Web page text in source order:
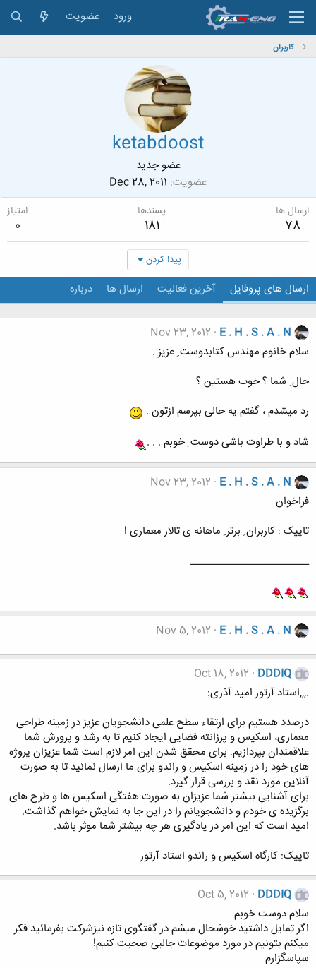
ورود عضویت
کاربران
ketabdoost
عضو جدید
عضویت Dec 28, 2011
ارسال ها
78
پسندها
181
امتیاز
0
پیدا کردن
ارسال های پروفایل آخرین فعالیت ارسال ها درباره
E . H . S . A . N
Nov 23, 2012
سلام خانوم مهندس کتابدوست ِ عزیز .
حال ِ شما ؟ خوب هستین ؟
رد میشدم ، گفتم یه حالی بپرسم ازتون .
شاد و با طراوت باشی دوست ِ خوبم . . .
E . H . S . A . N
Nov 23, 2012
فراخوان
تاپیک : کاربران ِ برتر ِ ماهانه ی تالار معماری !
________________________
E . H . S . A . N
Nov 5, 2012
DDDIQ
Oct 18, 2012
.,,,استاد آرتور امید آذری:
درصدد هستیم برای ارتقاء سطح علمی دانشجویان عزیز در زمینه طراحی
معماری، اسکیس و پرزانته فضایی ایجاد کنیم تا به رشد و پرورش شما
علاقمندان بپردازیم. برای محقق شدن این امر لازم است شما عزیزان پروژه
های خود را در زمینه اسکیس و راندو برای ما ارسال نمائید تا به صورت
آنلاین مورد نقد و بررسی قرار گیرد.
برای آشنایی بیشتر شما عزیزان به صورت هفتگی اسکیس ها و طرح های
برگزیده ی خودم و دانشجویانم را در این جا به نمایش خواهم گذاشت.
امید است که این امر در یادگیری هر چه بیشتر شما موثر باشد.
تاپیک: کارگاه اسکیس و راندو استاد آرتور
DDDIQ
Oct 5, 2012
سلام دوست خوبم
اگر تمایل داشتید خوشحال میشم در گفتگوی تازه نیزشرکت بفرمائید فکر
میکنم بتونیم در مورد موضوعات جالبی صحبت کنیم!
سپاسگزارم